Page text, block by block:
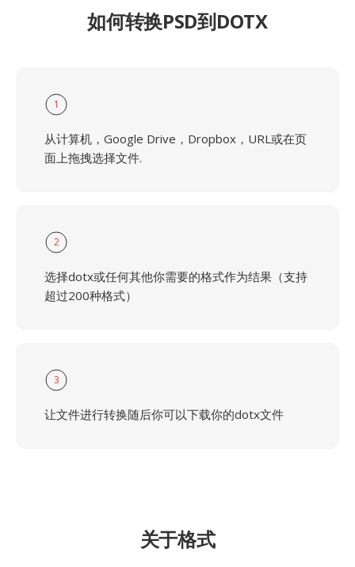
如何转换PSD到DOTX
1
从计算机，Google Drive，Dropbox，URL或在页
面上拖拽选择文件.
2
选择dotx或任何其他你需要的格式作为结果（支持
超过200种格式）
3
让文件进行转换随后你可以下载你的dotx文件
关于格式